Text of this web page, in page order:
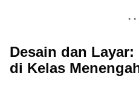
Desain dan
di Kelas